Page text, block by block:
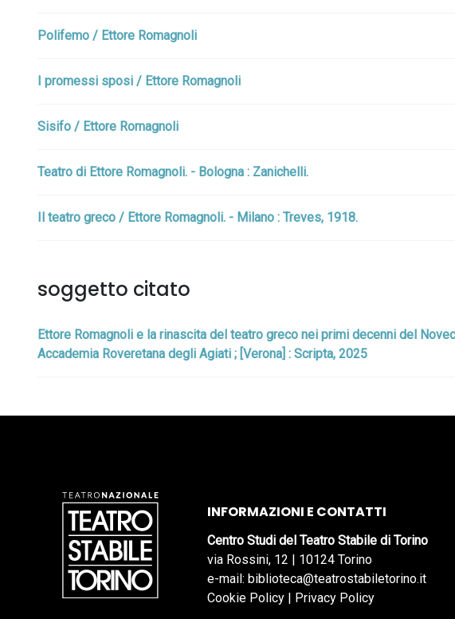
Polifemo / Ettore Romagnoli
I promessi sposi / Ettore Romagnoli
Sisifo / Ettore Romagnoli
Teatro di Ettore Romagnoli. - Bologna : Zanichelli.
Il teatro greco / Ettore Romagnoli. - Milano : Treves, 1918.
soggetto citato
Ettore Romagnoli e la rinascita del teatro greco nei primi decenni del
Accademia Roveretana degli Agiati ; [Verona] : Scripta, 2025
INFORMAZIONI E CONTATTI
Centro Studi del Teatro Stabile di Torino
via Rossini, 12 | 10124 Torino
e-mail: biblioteca@teatrostabiletorino.it
Cookie Policy | Privacy Policy